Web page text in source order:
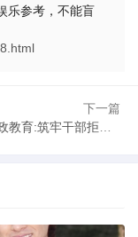
，学会系统思维。
，是真真切切的
慧与思政的力量面
乐参考，不能盲
下一篇
筑牢干部拒腐防变思想防线